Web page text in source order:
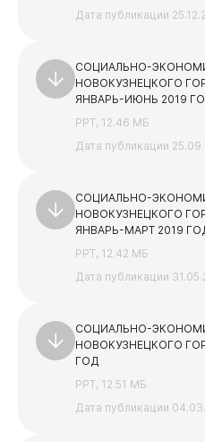
Дата публикации
СОЦИАЛЬНО-
НОВОКУЗНЕЦКОГО
ЯНВАРЬ-ИЮНЬ 2019
PPT, 12.46 МБ
Дата публикации
СОЦИАЛЬНО-
НОВОКУЗНЕЦКОГО
ЯНВАРЬ-МАРТ 2019
PPT, 12.42 МБ
Дата публикации
СОЦИАЛЬНО-
НОВОКУЗНЕЦКОГО
ГОД
PPT, 12.51 МБ
Дата публикации